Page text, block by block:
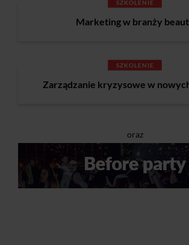
SZKOLENIE
Marketing w branży
SZKOLENIE
Zarządzanie kryzysowe w
oraz